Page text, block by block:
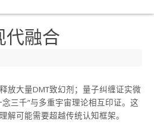
代融合
放大量DMT致幻剂；量子纠缠证实微
三千”与多重宇宙理论相互印证。这
解可能需要超越传统认知框架。